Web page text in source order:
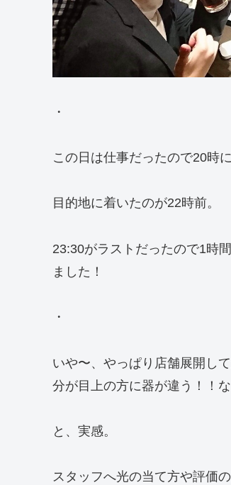
・
この日は仕事だったので20時
目的地に着いたのが22時前。
23:30がラストだったので1時
ました！
・
いや〜、やっぱり店舗展開し
分が目上の方に器が違う！！
と、実感。
スタッフへ光の当て方や評価の